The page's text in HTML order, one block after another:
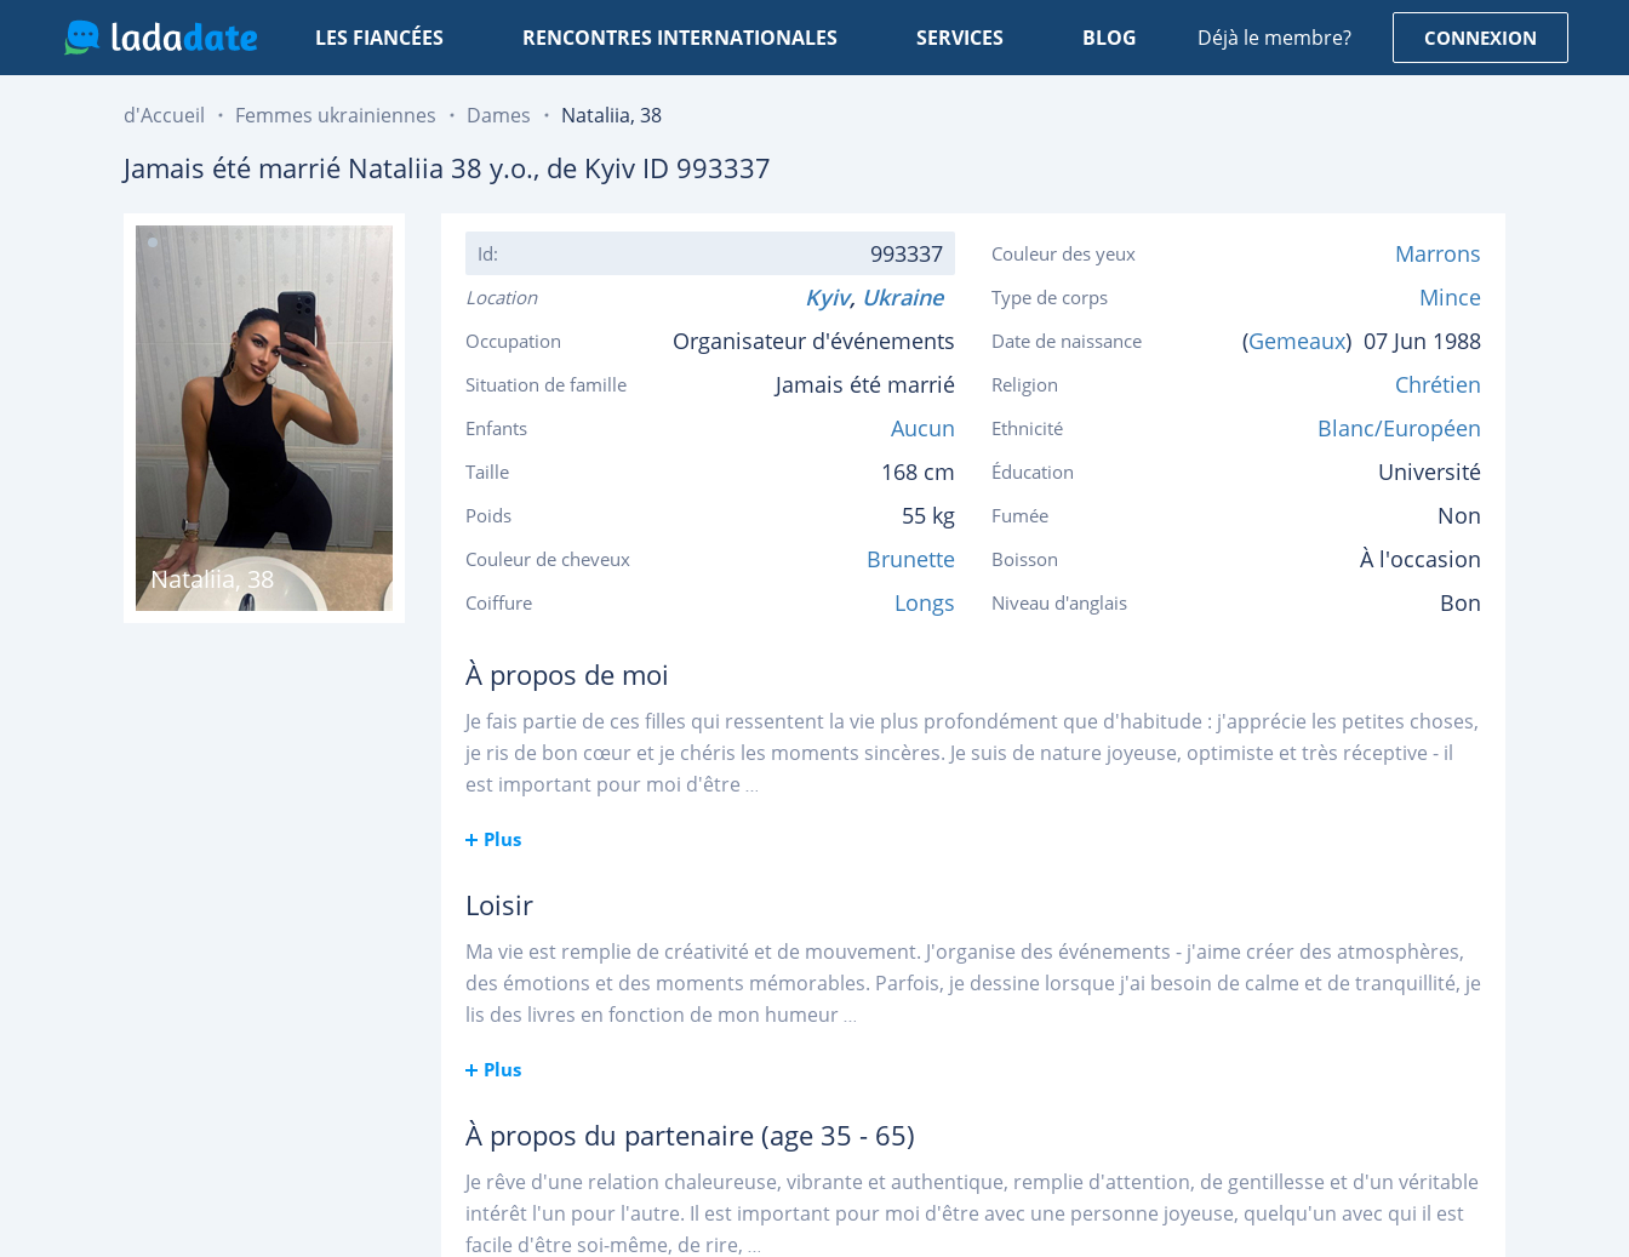
LES FIANCÉES RENCONTRES INTERNATIONALES SERVICES BLOG Déjà le membre? CONNEXION
d'Accueil Femmes ukrainiennes Dames Nataliia, 38
Jamais été marrié Nataliia 38 y.o., de Kyiv ID 993337
Nataliia, 38
Id: 993337
Location Kyiv, Ukraine
Occupation Organisateur d'événements
Situation de famille Jamais été marrié
Enfants Aucun
Taille 168 cm
Poids 55 kg
Couleur de cheveux Brunette
Coiffure Longs
Couleur des yeux Marrons
Type de corps Mince
Date de naissance (Gemeaux) 07 Jun 1988
Religion Chrétien
Ethnicité Blanc/Européen
Éducation Université
Fumée Non
Boisson À l'occasion
Niveau d'anglais Bon
À propos de moi
Je fais partie de ces filles qui ressentent la vie plus profondément que d'habitude : j'apprécie les petites choses,
je ris de bon cœur et je chéris les moments sincères. Je suis de nature joyeuse, optimiste et très réceptive - il
est important pour moi d'être ...
Plus
Loisir
Ma vie est remplie de créativité et de mouvement. J'organise des événements - j'aime créer des atmosphères,
des émotions et des moments mémorables. Parfois, je dessine lorsque j'ai besoin de calme et de tranquillité, je
lis des livres en fonction de mon humeur...
Plus
À propos du partenaire (age 35 - 65)
Je rêve d'une relation chaleureuse, vibrante et authentique, remplie d'attention, de gentillesse et d'un véritable
intérêt l'un pour l'autre. Il est important pour moi d'être avec une personne joyeuse, quelqu'un avec qui il est
facile d'être soi-même, de rire, ...